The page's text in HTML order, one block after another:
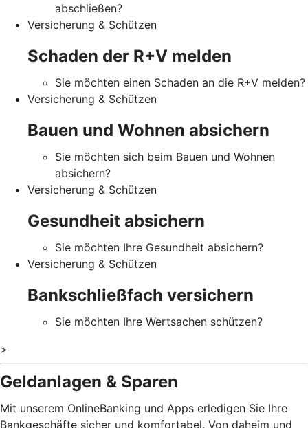
abschließen?
Versicherung & Schützen
Schaden der R+V melden
Sie möchten einen Schaden an die R+V melden?
Versicherung & Schützen
Bauen und Wohnen absichern
Sie möchten sich beim Bauen und Wohnen
absichern?
Versicherung & Schützen
Gesundheit absichern
Sie möchten Ihre Gesundheit absichern?
Versicherung & Schützen
Bankschließfach versichern
Sie möchten Ihre Wertsachen schützen?
>
Geldanlagen & Sparen
Mit unserem OnlineBanking und Apps erledigen Sie Ihre
Bankgeschäfte sicher und komfortabel. Von daheim und